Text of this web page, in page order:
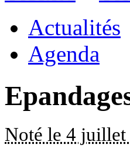
Actualités
Agenda
Noté le 4 juillet